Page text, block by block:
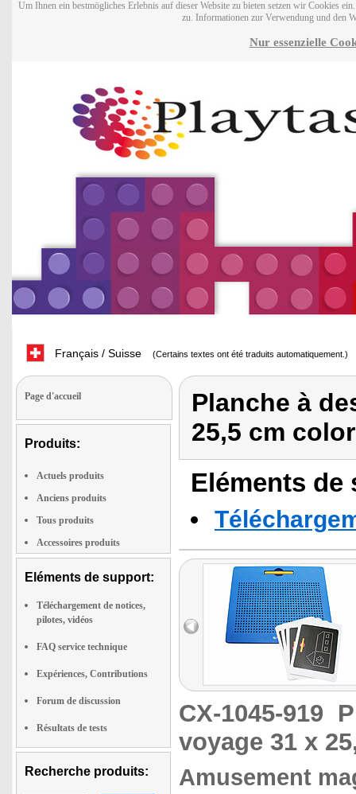
Um Ihnen ein bestmögliches Erlebnis auf dieser Website zu bieten setzen wir Cookies
zu. Informationen zur Verwendung und den
Nur essenzielle
Français / Suisse (Certains textes ont été traduits automatiquement.)
Page d'accueil
Produits:
Actuels produits
Anciens produits
Tous produits
Accessoires produits
Eléments de support:
Téléchargement de notices,
pilotes, vidéos
FAQ service technique
Expériences, Contributions
Forum de discussion
Résultats de tests
Recherche produits:
Planche à
25,5 cm
Eléments
CX-1045-919
voyage 31 x
Amusement